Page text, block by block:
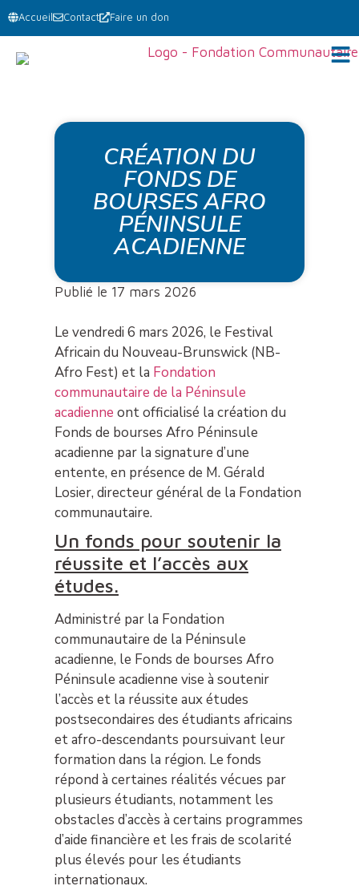
Accueil Contact Faire un don
CRÉATION DU
FONDS DE
BOURSES AFRO
PÉNINSULE
ACADIENNE
Publié le 17 mars 2026
Le vendredi 6 mars 2026, le Festival
Africain du Nouveau-Brunswick (NB-
Afro Fest) et la Fondation
communautaire de la Péninsule
acadienne ont officialisé la création du
Fonds de bourses Afro Péninsule
acadienne par la signature d’une
entente, en présence de M. Gérald
Losier, directeur général de la Fondation
communautaire.
Un fonds pour soutenir la
réussite et l’accès aux
études.
Administré par la Fondation
communautaire de la Péninsule
acadienne, le Fonds de bourses Afro
Péninsule acadienne vise à soutenir
l’accès et la réussite aux études
postsecondaires des étudiants africains
et afro-descendants poursuivant leur
formation dans la région. Le fonds
répond à certaines réalités vécues par
plusieurs étudiants, notamment les
obstacles d’accès à certains programmes
d’aide financière et les frais de scolarité
plus élevés pour les étudiants
internationaux.